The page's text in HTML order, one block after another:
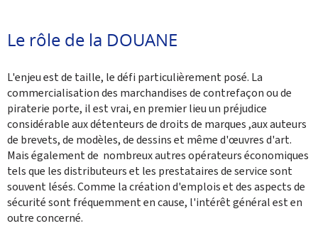
Le rôle de la DOUANE
L'enjeu est de taille, le défi particulièrement posé. La
commercialisation des marchandises de contrefaçon ou de
piraterie porte, il est vrai, en premier lieu un préjudice
considérable aux détenteurs de droits de marques ,aux auteurs
de brevets, de modèles, de dessins et même d'œuvres d'art.
Mais également de nombreux autres opérateurs économiques
tels que les distributeurs et les prestataires de service sont
souvent lésés. Comme la création d'emplois et des aspects de
sécurité sont fréquemment en cause, l'intérêt général est en
outre concerné.